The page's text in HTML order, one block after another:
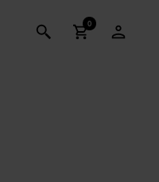
0